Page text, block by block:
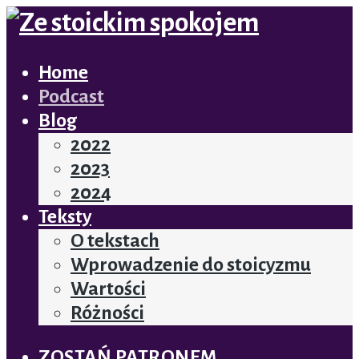
Home
Podcast
Blog
2022
2023
2024
Teksty
O tekstach
Wprowadzenie do stoicyzmu
Wartości
Różności